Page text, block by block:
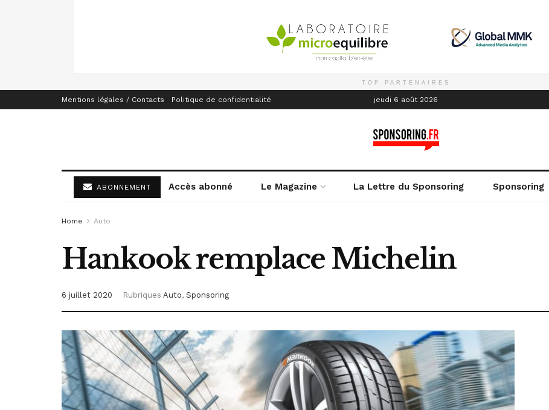
TOP PARTENAIRES
Mentions légales / Contacts Politique de confidentialité jeudi 6 août 2026
ABONNEMENT Accès abonné Le Magazine La Lettre du Sponsoring Sponsoring
Home Auto
Hankook remplace Michelin
6 juillet 2020 Rubriques Auto, Sponsoring